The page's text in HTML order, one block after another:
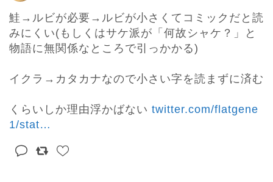
鮭→ルビが必要→ルビが小さくてコミックだと読
みにくい(もしくはサケ派が「何故シャケ？」と
物語に無関係なところで引っかかる)
イクラ→カタカナなので小さい字を読まずに済む
くらいしか理由浮かばない twitter.com/flatgene
1/stat…